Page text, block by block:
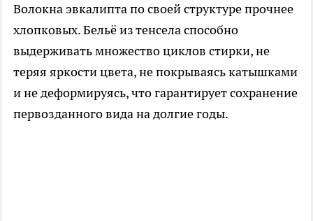
Волокна эвкалипта по своей структуре прочнее
хлопковых. Бельё из тенсела способно
выдерживать множество циклов стирки, не
теряя яркости цвета, не покрываясь катышками
и не деформируясь, что гарантирует сохранение
первозданного вида на долгие годы.